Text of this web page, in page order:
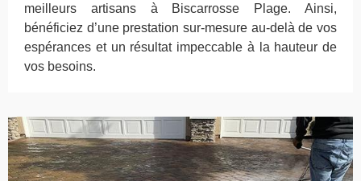
meilleurs artisans à Biscarrosse Plage. Ainsi,
bénéficiez d’une prestation sur-mesure au-delà de vos
espérances et un résultat impeccable à la hauteur de
vos besoins.